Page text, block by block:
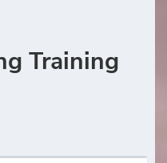
Training